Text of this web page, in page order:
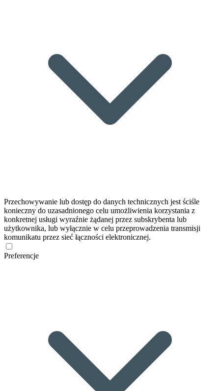
Przechowywanie lub dostęp do danych technicznych jest ściśle
konieczny do uzasadnionego celu umożliwienia korzystania z
konkretnej usługi wyraźnie żądanej przez subskrybenta lub
użytkownika, lub wyłącznie w celu przeprowadzenia transmisji
komunikatu przez sieć łączności elektronicznej.
Preferencje